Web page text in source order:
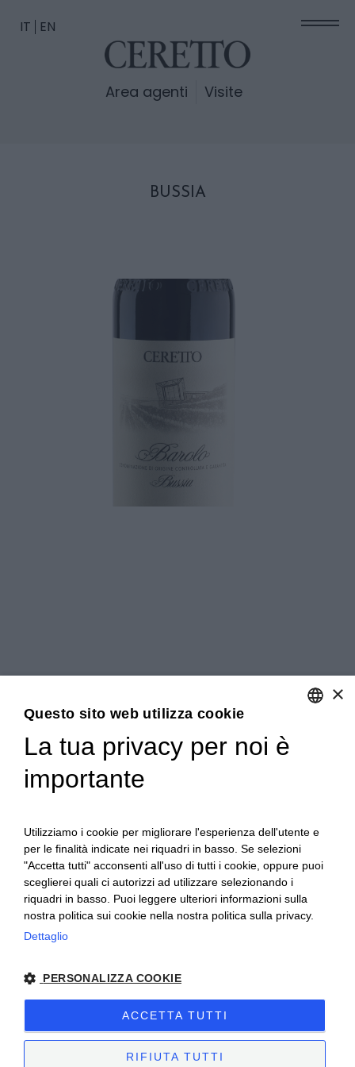
Area agenti Visite
IT EN
BUSSIA
Download
Ceretto Aziende Vitivinicole S.r.l. | Strada
Cassiano, 34 | 12051 Alba (CN) | Tel.
+39.0173.282582 |ceretto@ceretto.com
Visite: Tel. +39 0173 268033 |
visit@ceretto.com
×
Questo sito web utilizza cookie
La tua privacy per noi è
importante
Utilizziamo i cookie per migliorare l'esperienza dell'utente e
per le finalità indicate nei riquadri in basso. Se selezioni
"Accetta tutti" acconsenti all'uso di tutti i cookie, oppure puoi
sceglierei quali ci autorizzi ad utilizzare selezionando i
riquadri in basso. Puoi leggere ulteriori informazioni sulla
nostra politica sui cookie nella nostra politica sulla privacy.
Dettaglio
PERSONALIZZA COOKIE
ACCETTA TUTTI
RIFIUTA TUTTI